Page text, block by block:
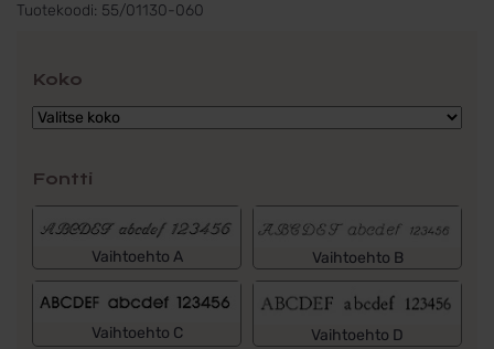
Tuotekoodi: 55/01130-060
Koko
Fontti
Vaihtoehto A Vaihtoehto B
Vaihtoehto C Vaihtoehto D